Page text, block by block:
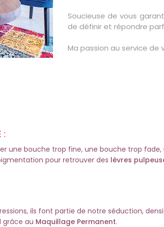
Soucieuse de vous
de définir et répondre
Ma passion au service de
:
une bouche trop fine, une bouche trop fade,
pour retrouver des lèvres
ils font partie de notre séduction,
grâce au Maquillage Permanent.